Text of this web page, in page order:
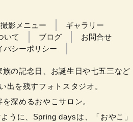
撮影メニュー
ギャラリー
いて
ブログ
お問合せ
バシーポリシー
の記念日、お誕生日や七五三など
出を残すフォトスタジオ。
を深めるおやこサロン。
うに、Spring daysは、「おやこ」